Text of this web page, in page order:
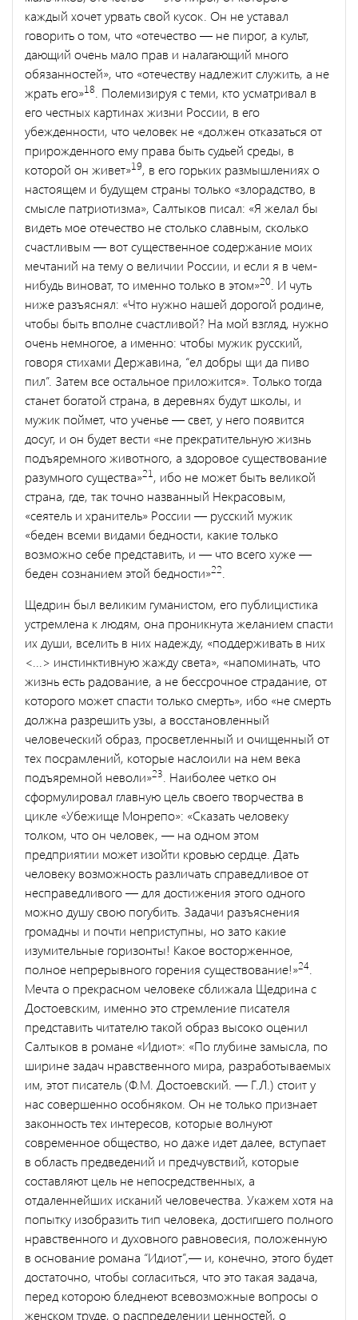
каждый хочет урвать свой кусок. Он не уставал
говорить о том, что «отечество — не пирог, а культ,
дающий очень мало прав и налагающий много
обязанностей», что «отечеству надлежит слу­жить, а не
жрать его»18 . Полемизируя с теми, кто усматривал в
его честных картинах жизни России, в его
убежденности, что человек не «должен отказаться от
прирожденного ему права быть судьей среды, в
которой он живет»19, в его горьких размышлениях о
на­стоящем и будущем страны только «злорадство, в
смысле патрио­тизма», Салтыков писал: «Я желал бы
видеть мое отечество не столько славным, сколько
счастливым — вот существенное содер­жание моих
мечтаний на тему о величии России, и если я в чем-
нибудь виноват, то именно только в этом»20 . И чуть
ниже разъяс­нял: «Что нужно нашей дорогой родине,
чтобы быть вполне счастливой? На мой взгляд, нужно
очень немногое, а именно: что­бы мужик русский,
говоря стихами Державина, “ел добры щи да пиво
пил”. Затем все остальное приложится». Только тогда
станет богатой страна, в деревнях будут школы, и
мужик поймет, что ученье — свет, у него появится
досуг, и он будет вести «не прекратительную жизнь
подъяремного животного, а здоровое существо­вание
разумного существа»21 , ибо не может быть великой
страна, где, так точно названный Некрасовым,
«сеятель и хранитель» Рос­сии — русский мужик
«беден всеми видами бедности, какие только
возможно себе представить, и — что всего хуже —
беден сознанием этой бедности»22
Щедрин был великим гуманистом, его публицистика
устремле­на к людям, она проникнута желанием спасти
их души, вселить в них надежду, «поддерживать в них
<...> инстинктивную жажду света», «напоминать, что
жизнь есть радование, а не бессрочное страдание, от
которого может спасти только смерть», ибо «не смерть
должна разрешить узы, а восстановленный
человеческий образ, просветленный и очищенный от
тех посрамлений, которые наслоили на нем века
подъяремной неволи»23 . Наиболее четко он
сформулировал главную цель своего творчества в
цикле «Убежище Монрепо»: «Сказать человеку
толком, что он человек, — на одном этом
предприятии может изойти кровью сердце. Дать
человеку возможность различать справедливое от
несправедливого — для достижения этого одного
можно душу свою погубить. Задачи разъяс­нения
громадны и почти неприступны, но зато какие
изумительные горизонты! Какое восторженное,
полное непрерывного горения существование!»24
Мечта о прекрасном человеке сближала Щедри­на с
Достоевским, именно это стремление писателя
представить читателю такой образ высоко оценил
Салтыков в романе «Идиот»: «По глубине замысла, по
ширине задач нравственного мира, разработываемых
им, этот писатель (Ф.М. Достоевский. — Г.Л.) стоит у
нас совершенно особняком. Он не только признает
законность тех интересов, которые волнуют
современное общество, но даже идет далее, вступает
в область предведений и предчувствий, которые
составляют цель не непосредственных, а
отдаленнейших исканий человечества. Укажем хотя на
попытку изобразить тип человека, достигшего полного
нравственного и духовного равновесия, положен­ную
в основание романа “Идиот”,— и, конечно, этого будет
доста­точно, чтобы согласиться, что это такая задача,
перед которою бледнеют всевозможные вопросы о
женском труде, о распределе­нии ценностей, о